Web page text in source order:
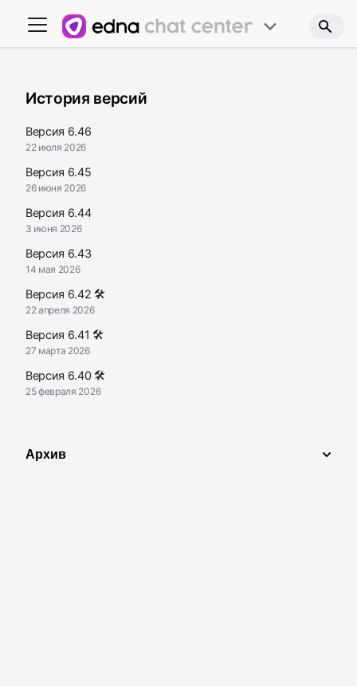
История версий
Версия 6.46
22 июля 2026
Версия 6.45
26 июня 2026
Версия 6.44
3 июня 2026
Версия 6.43
14 мая 2026
Версия 6.42 🛠
22 апреля 2026
Версия 6.41 🛠
27 марта 2026
Версия 6.40 🛠
25 февраля 2026
Архив